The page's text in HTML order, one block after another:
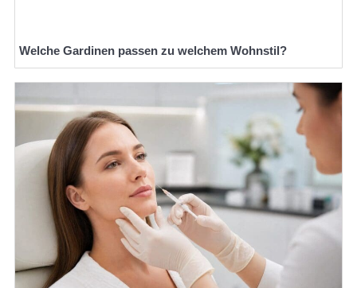
Welche Gardinen passen zu welchem Wohnstil?